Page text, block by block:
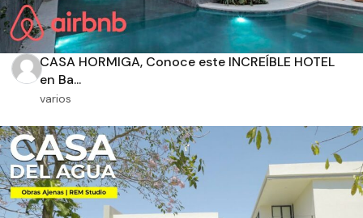
CASA HORMIGA, Conoce este INCREÍBLE HOTEL
en Ba...
varios
Recamaras Baños
Dimensiones